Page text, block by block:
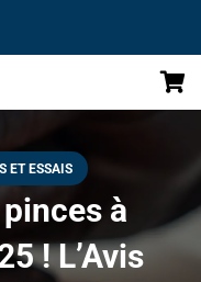
ET ESSAIS
à
! L’Avis